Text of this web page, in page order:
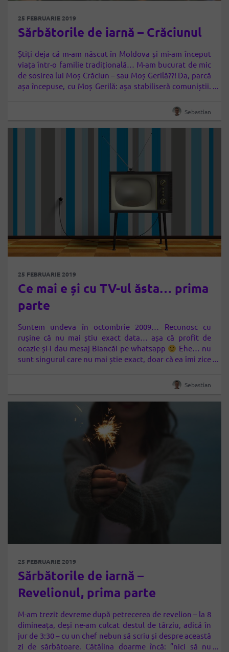
25 FEBRUARIE 2019
Sărbătorile de iarnă – Crăciunul
Știți deja că m-am născut în Moldova și mi-am început
viața într-o familie tradițională… M-am bucurat de mic
de sosirea lui Moș Crăciun – sau Moș Gerilă??! Da, parcă
așa începuse, cu Moș Gerilă: așa stabiliseră comuniștii.
Sebastian
25 FEBRUARIE 2019
Ce mai e și cu TV-ul ăsta… prima
parte
Suntem undeva în octombrie 2009… Recunosc cu
rușine că nu mai știu exact data… așa că profit de
ocazie și-i dau mesaj Biancăi pe whatsapp
Ehe… nu
sunt singurul care nu mai știe exact, doar că ea îmi zice
Sebastian
25 FEBRUARIE 2019
Sărbătorile de iarnă –
Revelionul, prima parte
M-am trezit devreme după petrecerea de revelion – la 8
dimineața, deși ne-am culcat destul de târziu, adică în
jur de 3:30 – cu un chef nebun să scriu și despre această
zi de sărbătoare. Cătălina doarme încă: ”nici să nu